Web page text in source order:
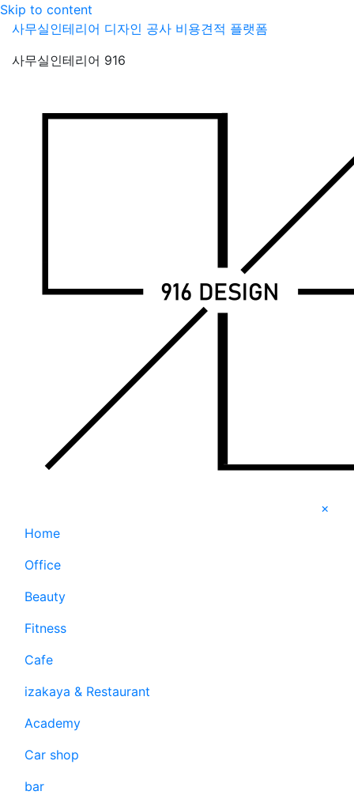
Skip to content
사무실인테리어 디자인 공사 비용견적 플랫폼
사무실인테리어 916
×
Home
Office
Beauty
Fitness
Cafe
izakaya & Restaurant
Academy
Car shop
bar